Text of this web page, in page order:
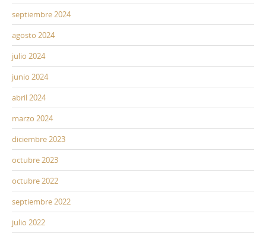
septiembre 2024
agosto 2024
julio 2024
junio 2024
abril 2024
marzo 2024
diciembre 2023
octubre 2023
octubre 2022
septiembre 2022
julio 2022